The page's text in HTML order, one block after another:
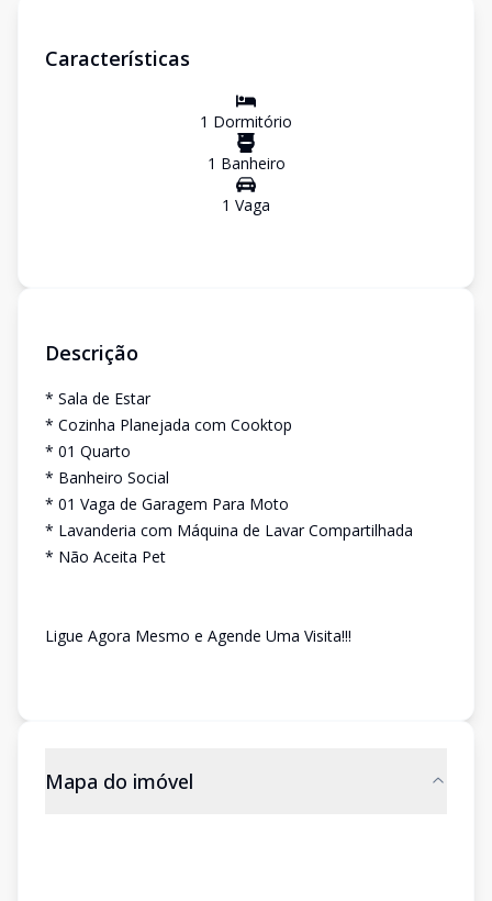
Características
1 Dormitório
1 Banheiro
1 Vaga
Descrição
* Sala de Estar
* Cozinha Planejada com Cooktop
* 01 Quarto
* Banheiro Social
* 01 Vaga de Garagem Para Moto
* Lavanderia com Máquina de Lavar Compartilhada
* Não Aceita Pet
Ligue Agora Mesmo e Agende Uma Visita!!!
Mapa do imóvel